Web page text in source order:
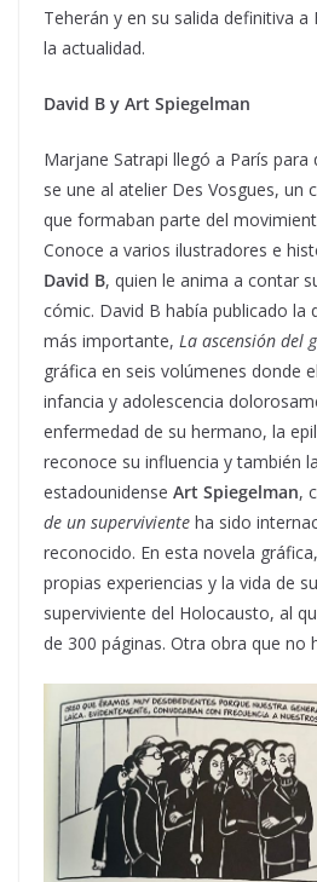
Teherán y en su salida definitiva a
la actualidad.
David B y Art Spiegelman
Marjane Satrapi llegó a París para
se une al atelier Des Vosgues, un
que formaban parte del
Conoce a varios ilustradores e
David B, quien le anima a contar
cómic. David B había publicado la
más importante, La ascensión del
gráfica en seis volúmenes donde
infancia y adolescencia
enfermedad de su hermano, la
reconoce su influencia y también
estadounidense Art Spiegelman,
de un superviviente ha sido
reconocido. En esta novela
propias experiencias y la vida de
superviviente del Holocausto, al
de 300 páginas. Otra obra que no